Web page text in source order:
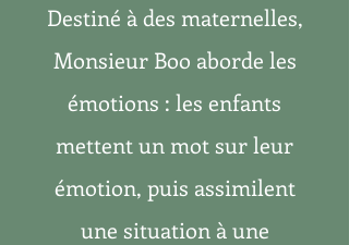
Destiné à des maternelles,
Monsieur Boo aborde les
émotions : les enfants
mettent un mot sur leur
émotion, puis assimilent
une situation à une